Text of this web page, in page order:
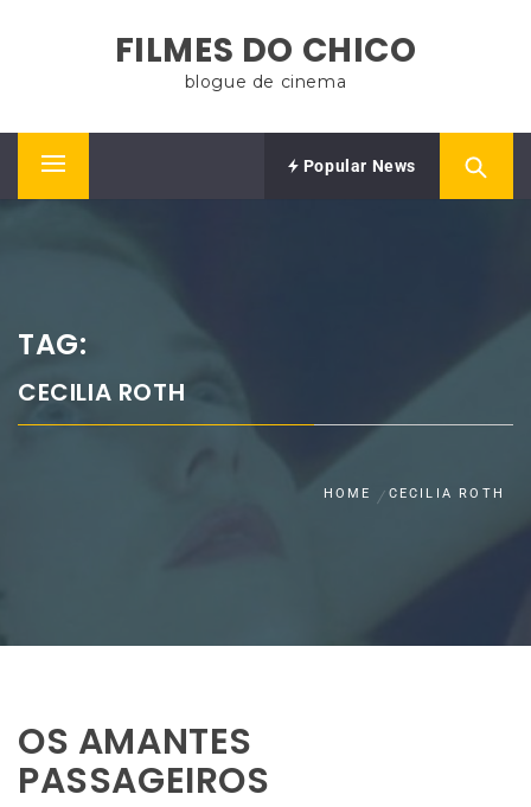
FILMES DO CHICO
blogue de cinema
Primary
Popular News
TAG:
CECILIA ROTH
HOME CECILIA ROTH
OS AMANTES
PASSAGEIROS